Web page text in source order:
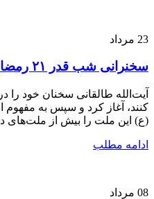
23 مرداد
سخنرانی شب قدر ۲۱ رمضان ۱۳۵۸
کنند، آغاز کرد و سپس به مفهوم
(ع) این ملت را بیش از ملت‌های
ادامه مطلب
08 مرداد